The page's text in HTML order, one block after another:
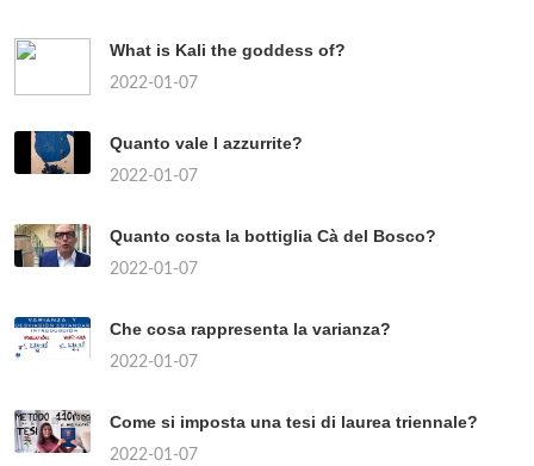
What is Kali the goddess of?
2022-01-07
Quanto vale l azzurrite?
2022-01-07
Quanto costa la bottiglia Cà del Bosco?
2022-01-07
Che cosa rappresenta la varianza?
2022-01-07
Come si imposta una tesi di laurea triennale?
2022-01-07